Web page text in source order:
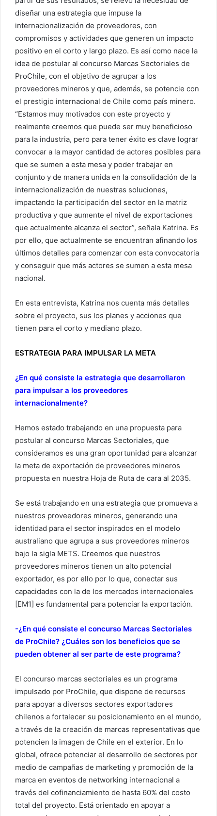
diseñar una estrategia que impuse la
internacionalización de proveedores, con
compromisos y actividades que generen un impacto
positivo en el corto y largo plazo. Es así como nace la
idea de postular al concurso Marcas Sectoriales de
ProChile, con el objetivo de agrupar a los
proveedores mineros y que, además, se potencie con
el prestigio internacional de Chile como país minero.
“Estamos muy motivados con este proyecto y
realmente creemos que puede ser muy beneficioso
para la industria, pero para tener éxito es clave lograr
convocar a la mayor cantidad de actores posibles para
que se sumen a esta mesa y poder trabajar en
conjunto y de manera unida en la consolidación de la
internacionalización de nuestras soluciones,
impactando la participación del sector en la matriz
productiva y que aumente el nivel de exportaciones
que actualmente alcanza el sector”, señala Katrina. Es
por ello, que actualmente se encuentran afinando los
últimos detalles para comenzar con esta convocatoria
y conseguir que más actores se sumen a esta mesa
nacional.
En esta entrevista, Katrina nos cuenta más detalles
sobre el proyecto, sus los planes y acciones que
tienen para el corto y mediano plazo.
ESTRATEGIA PARA IMPULSAR LA META
¿En qué consiste la estrategia que desarrollaron
para impulsar a los proveedores
internacionalmente?
Hemos estado trabajando en una propuesta para
postular al concurso Marcas Sectoriales, que
consideramos es una gran oportunidad para alcanzar
la meta de exportación de proveedores mineros
propuesta en nuestra Hoja de Ruta de cara al 2035.
Se está trabajando en una estrategia que promueva a
nuestros proveedores mineros, generando una
identidad para el sector inspirados en el modelo
australiano que agrupa a sus proveedores mineros
bajo la sigla METS. Creemos que nuestros
proveedores mineros tienen un alto potencial
exportador, es por ello por lo que, conectar sus
capacidades con la de los mercados internacionales
[EM1] es fundamental para potenciar la exportación.
-¿En qué consiste el concurso Marcas Sectoriales
de ProChile? ¿Cuáles son los beneficios que se
pueden obtener al ser parte de este programa?
El concurso marcas sectoriales es un programa
impulsado por ProChile, que dispone de recursos
para apoyar a diversos sectores exportadores
chilenos a fortalecer su posicionamiento en el mundo,
a través de la creación de marcas representativas que
potencien la imagen de Chile en el exterior. En lo
global, ofrece potenciar el desarrollo de sectores por
medio de campañas de marketing y promoción de la
marca en eventos de networking internacional a
través del cofinanciamiento de hasta 60% del costo
total del proyecto. Está orientado en apoyar a